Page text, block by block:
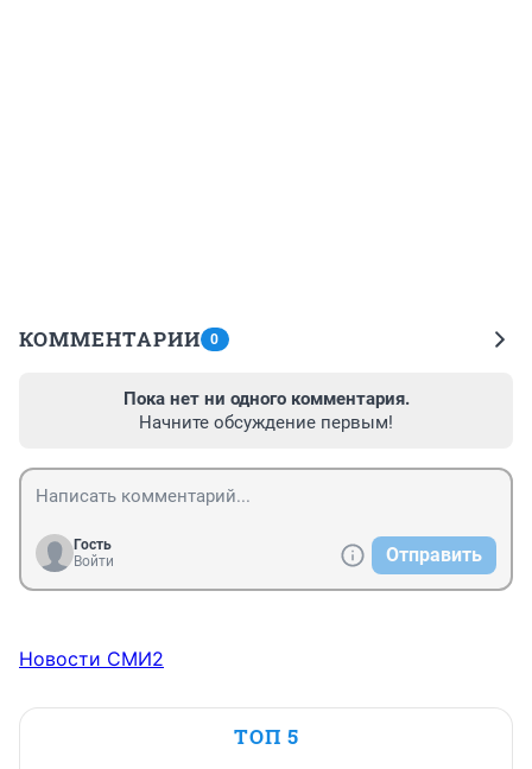
КОММЕНТАРИИ 0
Пока нет ни одного комментария.
Начните обсуждение первым!
Гость
Войти
Отправить
Новости СМИ2
ТОП 5